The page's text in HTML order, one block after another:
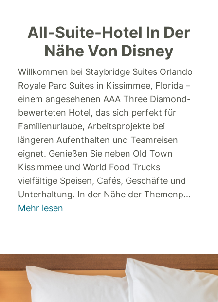
All-Suite-Hotel In Der
Nähe Von Disney
Willkommen bei Staybridge Suites Orlando
Royale Parc Suites in Kissimmee, Florida –
einem angesehenen AAA Three Diamond-
bewerteten Hotel, das sich perfekt für
Familienurlaube, Arbeitsprojekte bei
längeren Aufenthalten und Teamreisen
eignet. Genießen Sie neben Old Town
Kissimmee und World Food Trucks
vielfältige Speisen, Cafés, Geschäfte und
Unterhaltung. In der Nähe der Themenp...
Mehr lesen